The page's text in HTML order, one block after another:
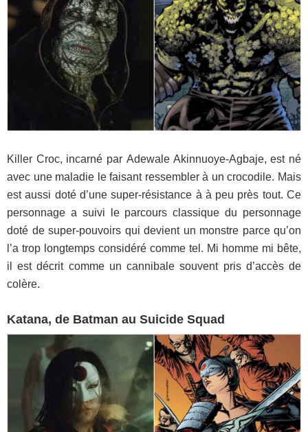
Killer Croc, incarné par Adewale Akinnuoye-Agbaje, est né
avec une maladie le faisant ressembler à un crocodile. Mais
est aussi doté d’une super-résistance à à peu près tout. Ce
personnage a suivi le parcours classique du personnage
doté de super-pouvoirs qui devient un monstre parce qu’on
l’a trop longtemps considéré comme tel. Mi homme mi bête,
il est décrit comme un cannibale souvent pris d’accès de
colère.
Katana, de Batman au Suicide Squad